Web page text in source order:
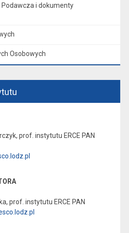
i dokumenty
Osobowych
prof. instytutu ERCE PAN
prof. instytutu ERCE PAN